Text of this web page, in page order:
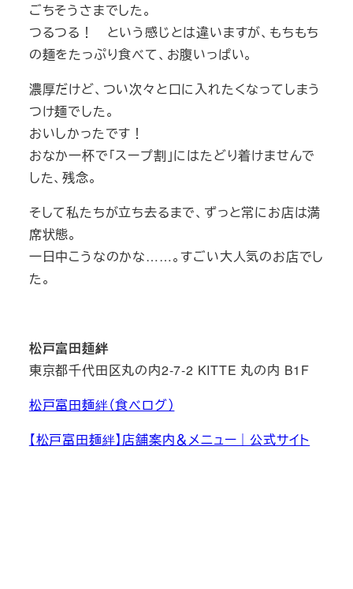
ごちそうさまでした。
つるつる！ という感じとは違いますが、もちもち
の麺をたっぷり食べて、お腹いっぱい。
濃厚だけど、つい次々と口に入れたくなってしまう
つけ麺でした。
おいしかったです！
おなか一杯で「スープ割」にはたどり着けませんで
した、残念。
そして私たちが立ち去るまで、ずっと常にお店は満
席状態。
一日中こうなのかな……。すごい大人気のお店でし
た。
松戸富田麺絆
東京都千代田区丸の内2-7-2 KITTE 丸の内 B1F
松戸富田麺絆（食べログ）
【松戸富田麺絆】店舗案内＆メニュー｜公式サイト